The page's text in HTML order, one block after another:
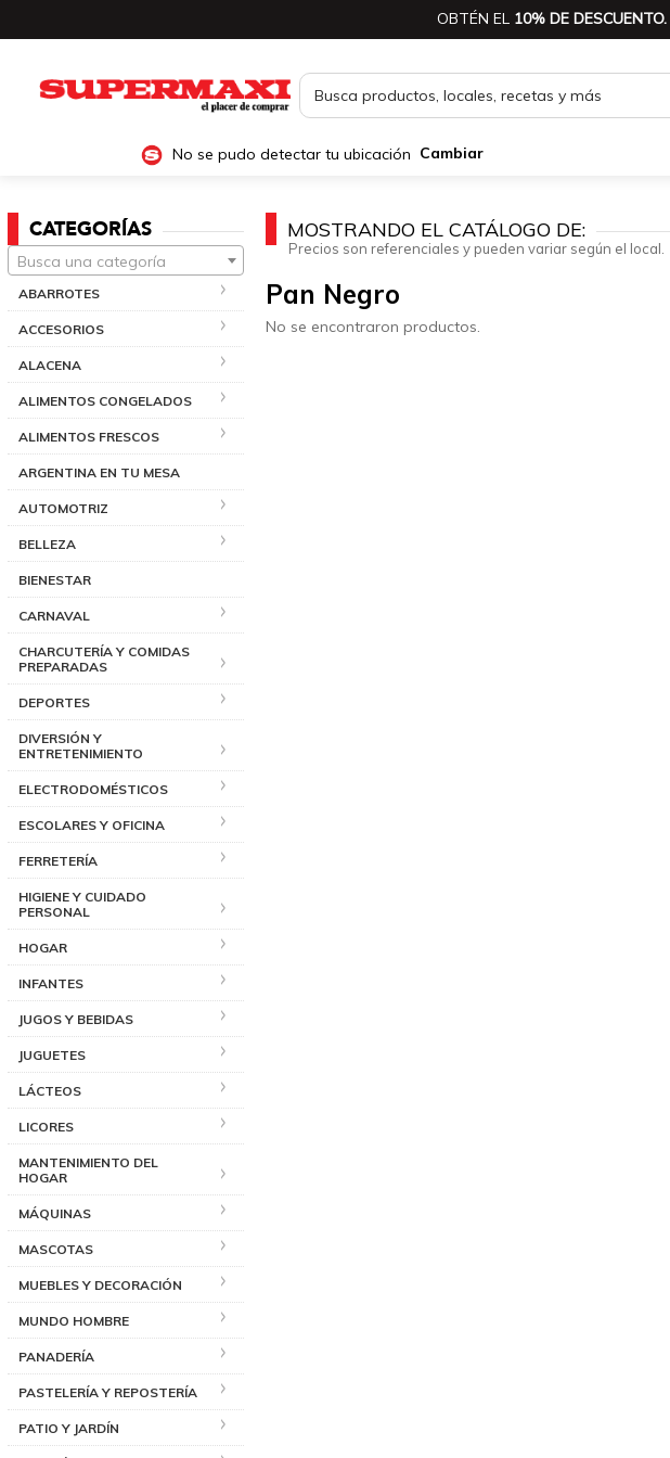
OBTÉN EL 10% DE DESCUENTO.
No se pudo detectar tu ubicación Cambiar
CATEGORÍAS
Busca una categoría
ABARROTES
ACCESORIOS
ALACENA
ALIMENTOS CONGELADOS
ALIMENTOS FRESCOS
ARGENTINA EN TU MESA
AUTOMOTRIZ
BELLEZA
BIENESTAR
CARNAVAL
CHARCUTERÍA Y COMIDAS
PREPARADAS
DEPORTES
DIVERSIÓN Y
ENTRETENIMIENTO
ELECTRODOMÉSTICOS
ESCOLARES Y OFICINA
FERRETERÍA
HIGIENE Y CUIDADO
PERSONAL
HOGAR
INFANTES
JUGOS Y BEBIDAS
JUGUETES
LÁCTEOS
LICORES
MANTENIMIENTO DEL
HOGAR
MÁQUINAS
MASCOTAS
MUEBLES Y DECORACIÓN
MUNDO HOMBRE
PANADERÍA
PASTELERÍA Y REPOSTERÍA
PATIO Y JARDÍN
MOSTRANDO EL CATÁLOGO DE:
Precios son referenciales y pueden variar según el local.
Pan Negro
No se encontraron productos.